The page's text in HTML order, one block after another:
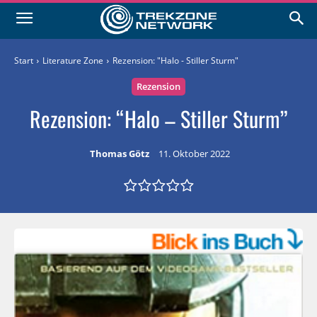
Start Literature Zone Rezension: "Halo - Stiller Sturm"
Rezension
Rezension: “Halo – Stiller Sturm”
Thomas Götz 11. Oktober 2022